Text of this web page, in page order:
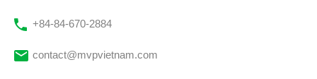
‭+84-84-670-2884‬
contact@mvpvietnam.com